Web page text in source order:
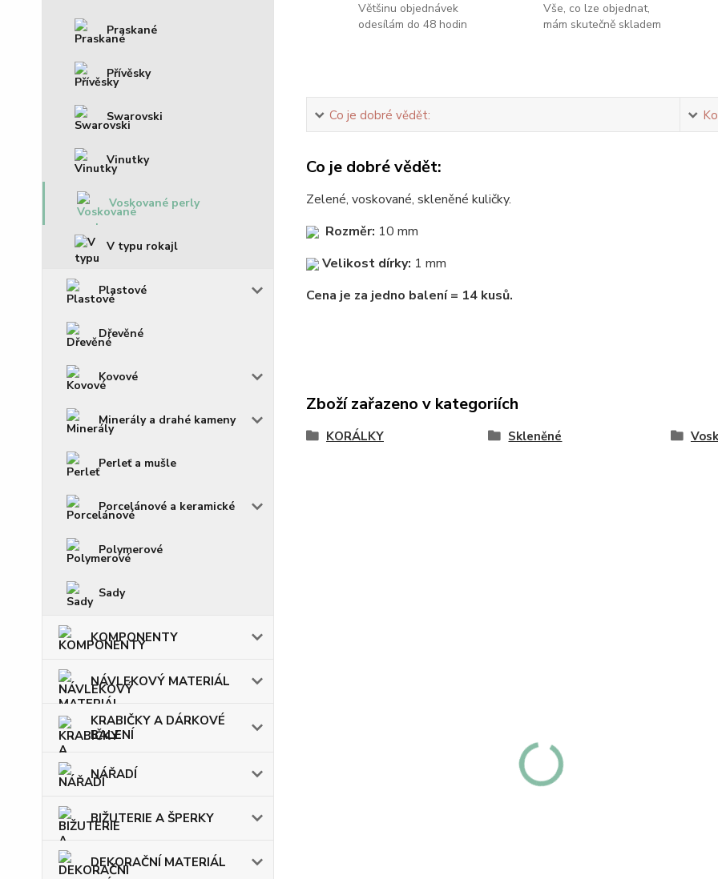
Praskané
Přívěsky
Swarovski
Vinutky
Voskované perly
V typu rokajl
Plastové
Dřevěné
Kovové
Minerály a drahé kameny
Perleť a mušle
Porcelánové a keramické
Polymerové
Sady
KOMPONENTY
NÁVLEKOVÝ MATERIÁL
KRABIČKY A DÁRKOVÉ
BALENÍ
NÁŘADÍ
BIŽUTERIE A ŠPERKY
DEKORAČNÍ MATERIÁL
Většinu objednávek
odesílám do 48 hodin
Vše, co lze objednat,
mám skutečně skladem
Co je dobré vědět:
Co je dobré vědět:
Zelené, voskované, skleněné kuličky.
Rozměr: 10 mm
Velikost dírky: 1 mm
Cena je za jedno balení = 14 kusů.
Zboží zařazeno v kategoriích
KORÁLKY Skleněné